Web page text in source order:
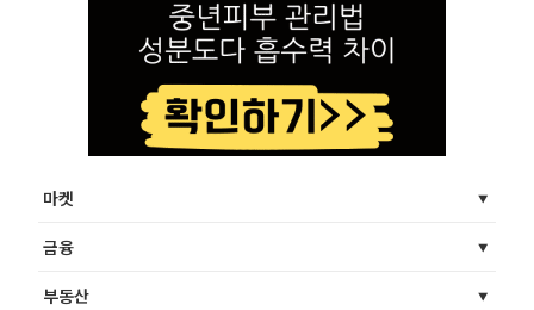
마켓
금융
부동산